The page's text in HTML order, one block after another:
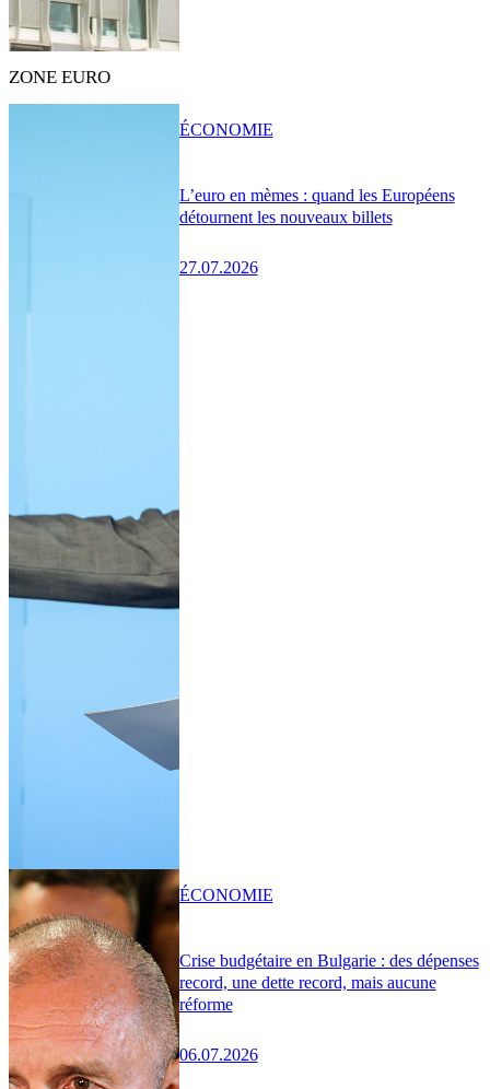
ZONE EURO
L’euro en mèmes : quand les Européens
détournent les nouveaux billets
27.07.2026
ÉCONOMIE
Crise budgétaire en Bulgarie : des dépenses
record, une dette record, mais aucune
réforme
06.07.2026
ÉCONOMIE